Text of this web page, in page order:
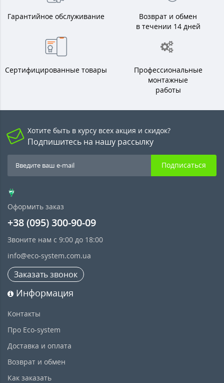
Гарантийное обслуживание
Возврат и обмен
в течении 14 дней
Сертифицированные товары
Профессиональные
монтажные
работы
Хотите быть в курсу всех акция и скидок?
Подпишитесь на нашу рассылку
Подписаться
Оформить заказ
+38 (095) 300-90-09
Звоните нам с 9:00 до 18:00
info@eco-system.com.ua
Заказать звонок
Информация
Контакты
Про Eco-system
Доставка и оплата
Возврат и обмен
Как заказать